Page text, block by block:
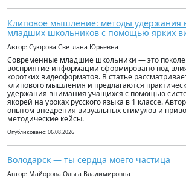
Клиповое мышление: методы удержания
младших школьников с помощью ярких
Автор: Суюрова Светлана Юрьевна
Современные младшие школьники — это
восприятие информации сформировано под
коротких видеоформатов. В статье
клипового мышления и предлагаются
удержания внимания учащихся с помощью
якорей на уроках русского языка в 1 классе.
опытом внедрения визуальных стимулов и
методические кейсы.
Опубликовано: 06.08.2026
Володарск — ты сердца моего частица
Автор: Майорова Ольга Владимировна